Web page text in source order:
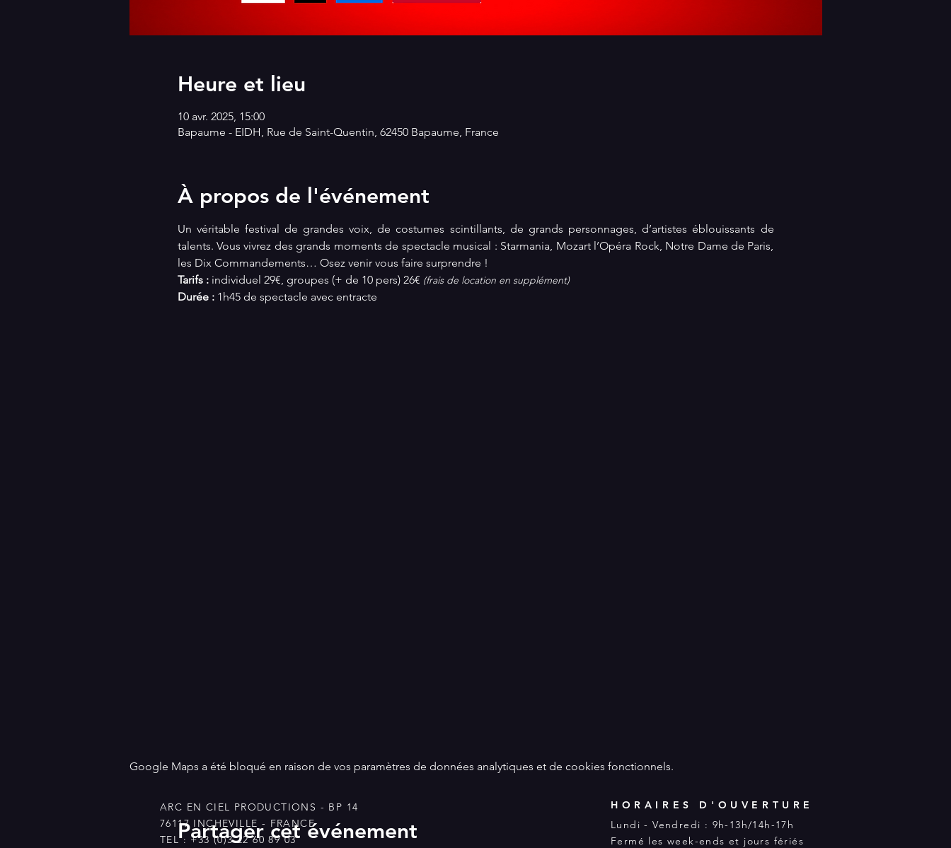
Heure et lieu
10 avr. 2025, 15:00
Bapaume - EIDH, Rue de Saint-Quentin, 62450 Bapaume, France
À propos de l'événement
Un véritable festival de grandes voix, de costumes scintillants, de grands personnages, d’artistes éblouissants de
talents. Vous vivrez des grands moments de spectacle musical : Starmania, Mozart l’Opéra Rock, Notre Dame de Paris,
les Dix Commandements… Osez venir vous faire surprendre !
Tarifs : individuel 29€, groupes (+ de 10 pers) 26€ (frais de location en supplément)
Durée : 1h45 de spectacle avec entracte
Google Maps a été bloqué en raison de vos paramètres de données analytiques et de cookies fonctionnels.
Partager cet événement
ARC EN CIEL PRODUCTIONS - BP 14
76117 INCHEVILLE - FRANCE
TEL : +33 (0)3 22 60 89 03
HORAIRES D'OUVERTURE
Lundi - Vendredi : 9h-13h/14h-17h
Fermé les week-ends et jours fériés